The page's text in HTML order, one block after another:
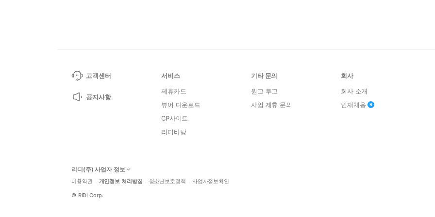
고객센터
공지사항
서비스
제휴카드
뷰어 다운로드
CP사이트
리디바탕
기타 문의
원고 투고
사업 제휴 문의
회사
회사 소개
인재채용
리디(주) 사업자 정보
이용약관 개인정보 처리방침 청소년보호정책 사업자정보확인
© RIDI Corp.